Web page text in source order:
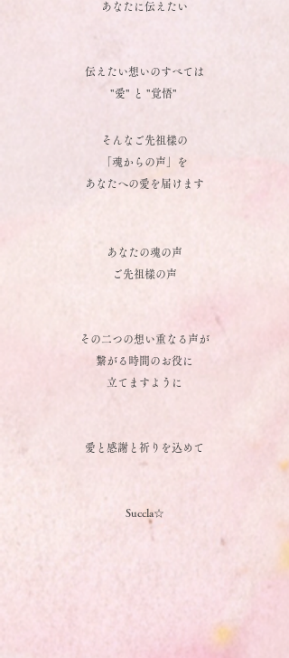
あなたに伝えたい
伝えたい想いのすべては
"愛" と "覚悟"
そんなご先祖樣の
「魂からの声」を
あなたへの愛を届けます
あなたの魂の声
ご先祖樣の声
その二つの想い重なる声が
繋がる時間のお役に
立てますように
愛と感謝と祈りを込めて
Succla☆